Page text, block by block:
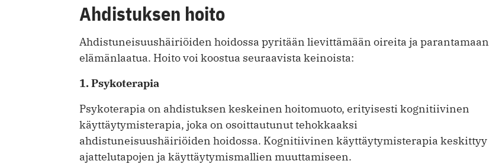
Ahdistuksen hoito
Ahdistuneisuushäiriöiden hoidossa pyritään lievittämään oireita ja parantamaan
elämänlaatua. Hoito voi koostua seuraavista keinoista:
1. Psykoterapia
Psykoterapia on ahdistuksen keskeinen hoitomuoto, erityisesti kognitiivinen
käyttäytymisterapia, joka on osoittautunut tehokkaaksi
ahdistuneisuushäiriöiden hoidossa. Kognitiivinen käyttäytymisterapia keskittyy
ajattelutapojen ja käyttäytymismallien muuttamiseen.